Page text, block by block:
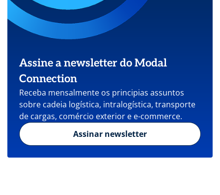
Assine a newsletter do Modal
Connection
Receba mensalmente os principias assuntos
sobre cadeia logística, intralogística, transporte
de cargas, comércio exterior e e-commerce.
Assinar newsletter